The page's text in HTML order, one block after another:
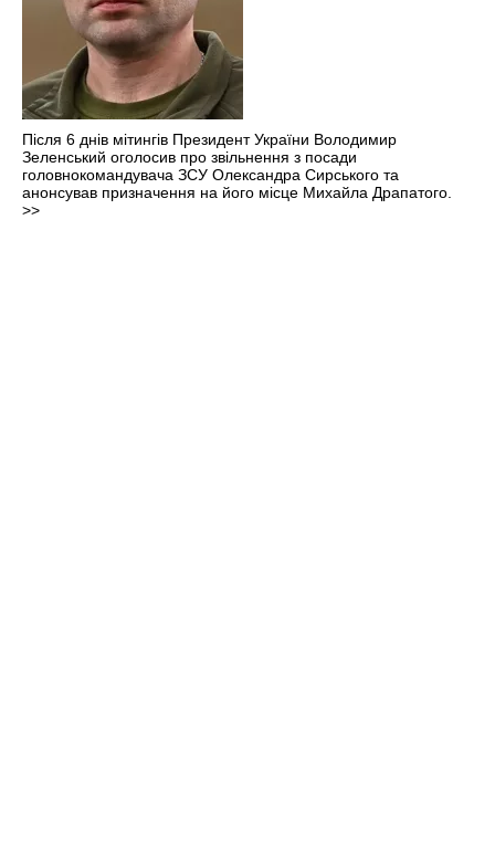
Після 6 днів мітингів Президент України Володимир
Зеленський оголосив про звільнення з посади
головнокомандувача ЗСУ Олександра Сирського та
анонсував призначення на його місце Михайла Драпатого.
>>